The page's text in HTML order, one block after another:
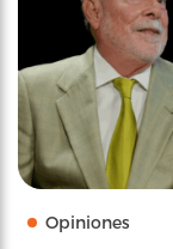
Opiniones